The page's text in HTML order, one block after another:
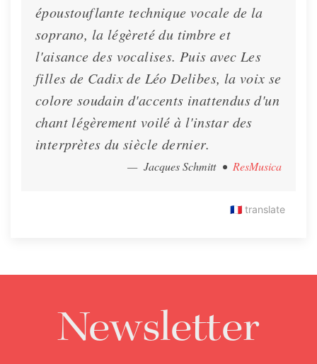
époustouflante technique vocale de la
soprano, la légèreté du timbre et
l'aisance des vocalises. Puis avec Les
filles de Cadix de Léo Delibes, la voix se
colore soudain d'accents inattendus d'un
chant légèrement voilé à l'instar des
interprètes du siècle dernier.
— Jacques Schmitt • ResMusica
🇫🇷 translate
Newsletter